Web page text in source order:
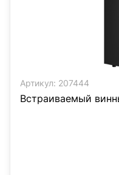
Артикул: 207444
Встраиваемый